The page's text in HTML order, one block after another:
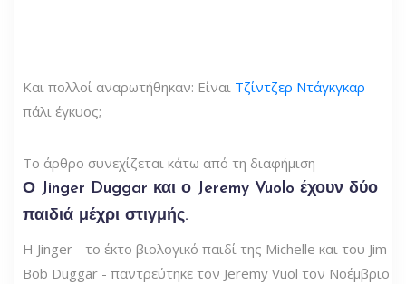
Και πολλοί αναρωτήθηκαν: Είναι Τζίντζερ Ντάγκγκαρ
πάλι έγκυος;
Το άρθρο συνεχίζεται κάτω από τη διαφήμιση
Ο Jinger Duggar και ο Jeremy Vuolo έχουν δύο
παιδιά μέχρι στιγμής.
Η Jinger - το έκτο βιολογικό παιδί της Michelle και του Jim
Bob Duggar - παντρεύτηκε τον Jeremy Vuol τον Νοέμβριο